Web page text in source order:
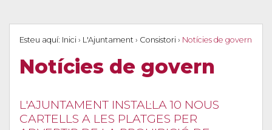
Esteu aquí: Inici › L'Ajuntament › Consistori › Notícies de govern
Notícies de govern
L'AJUNTAMENT INSTAL·LA 10 NOUS
CARTELLS A LES PLATGES PER